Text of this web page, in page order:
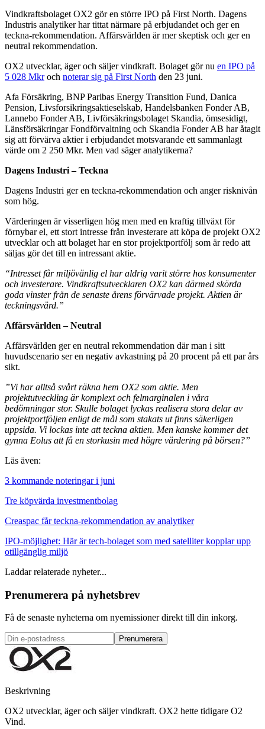
Vindkraftsbolaget OX2 gör en större IPO på First North. Dagens
Industris analytiker har tittat närmare på erbjudandet och ger en
teckna-rekommendation. Affärsvärlden är mer skeptisk och ger en
neutral rekommendation.
OX2 utvecklar, äger och säljer vindkraft. Bolaget gör nu en IPO på
5 028 Mkroch noterar sig på First North den 23 juni.
Afa Försäkring, BNP Paribas Energy Transition Fund, Danica
Pension, Livsforsikringsaktieselskab, Handelsbanken Fonder AB,
Lannebo Fonder AB, Livförsäkringsbolaget Skandia, ömsesidigt,
Länsförsäkringar Fondförvaltning och Skandia Fonder AB har åtagit
sig att förvärva aktier i erbjudandet motsvarande ett sammanlagt
värde om 2 250 Mkr. Men vad säger analytikerna?
Dagens Industri – Teckna
Dagens Industri ger en teckna-rekommendation och anger risknivån
som hög.
Värderingen är visserligen hög men med en kraftig tillväxt för
förnybar el, ett stort intresse från investerare att köpa de projekt OX2
utvecklar och att bolaget har en stor projektportfölj som är redo att
säljas gör det till en intressant aktie.
“Intresset får miljövänlig el har aldrig varit större hos konsumenter
och investerare. Vindkraftsutvecklaren OX2 kan därmed skörda
goda vinster från de senaste årens förvärvade projekt. Aktien är
teckningsvärd.”
Affärsvärlden – Neutral
Affärsvärlden ger en neutral rekommendation där man i sitt
huvudscenario ser en negativ avkastning på 20 procent på ett par års
sikt.
”Vi har alltså svårt räkna hem OX2 som aktie. Men
projektutveckling är komplext och felmarginalen i våra
bedömningar stor. Skulle bolaget lyckas realisera stora delar av
projektportföljen enligt de mål som stakats ut finns säkerligen
uppsida. Vi lockas inte att teckna aktien. Men kanske kommer det
gynna Eolus att få en storkusin med högre värdering på börsen?”
Läs även:
3 kommande noteringar i juni
Tre köpvärda investmentbolag
Creaspac får teckna-rekommendation av analytiker
IPO-möjlighet: Här är tech-bolaget som med satelliter kopplar upp
otillgänglig miljö
Laddar relaterade nyheter...
Prenumerera på nyhetsbrev
Få de senaste nyheterna om nyemissioner direkt till din inkorg.
Prenumerera
Beskrivning
OX2 utvecklar, äger och säljer vindkraft. OX2 hette tidigare O2
Vind.